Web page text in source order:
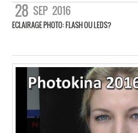
28 SEP 2016
ECLAIRAGE PHOTO: FLASH OU LEDS?